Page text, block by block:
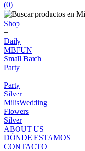
(0)
Shop
+
Daily
MBFUN
Small Batch
Party
+
Party
Silver
MilisWedding
Flowers
Silver
ABOUT US
DÓNDE ESTAMOS
CONTACTO